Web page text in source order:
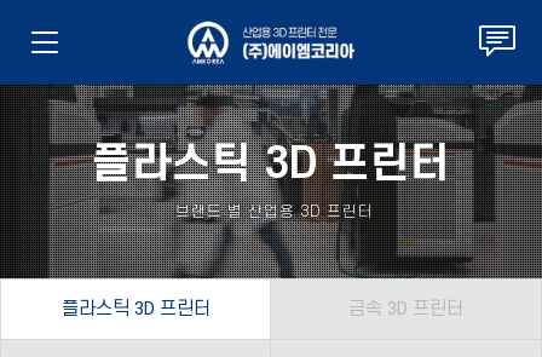
플라스틱 3D 프린터
브랜드 별 산업용 3D 프린터
플라스틱 3D 프린터 금속 3D 프린터